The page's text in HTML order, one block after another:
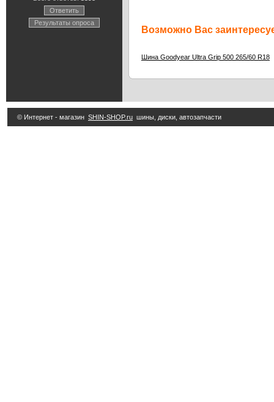
Ответить
Результаты опроса
Возможно Вас
Шина Goodyear Ultra Grip 500 265/60 R18
© Интернет - магазин SHIN-SHOP.ru шины, диски, автозапчасти